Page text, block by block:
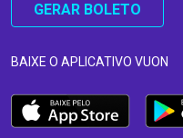
GERAR BOLETO
BAIXE O APLICATIVO VUON